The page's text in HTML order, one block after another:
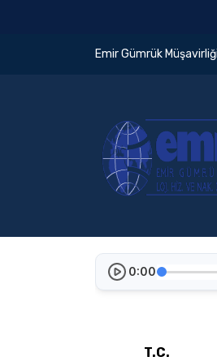
Emir Gümrük Müşavirliği
0:00
T.C.